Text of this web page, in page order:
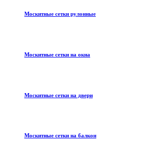
Москитные сетки рулонные
Москитные сетки на окна
Москитные сетки на двери
Москитные сетки на балкон